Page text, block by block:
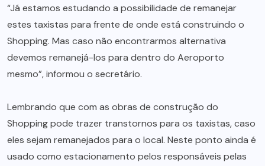
“Já estamos estudando a possibilidade de remanejar
estes taxistas para frente de onde está construindo o
Shopping. Mas caso não encontrarmos alternativa
devemos remanejá-los para dentro do Aeroporto
mesmo”, informou o secretário.
Lembrando que com as obras de construção do
Shopping pode trazer transtornos para os taxistas, caso
eles sejam remanejados para o local. Neste ponto ainda é
usado como estacionamento pelos responsáveis pelas